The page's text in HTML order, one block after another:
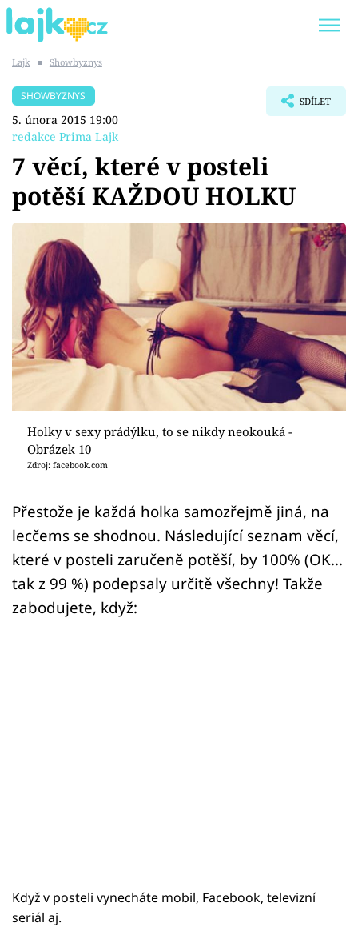
SHOPAHOLICADEL
Témata
Showbyznys
Youtubeři
Virály
Sex a vztahy
Videa
Sledujte prima+
Lajk ■ Showbyznys
SHOWBYZNYS
5. února 2015 19:00
redakce Prima Lajk
SDÍLET
7 věcí, které v posteli
potěší KAŽDOU HOLKU
Holky v sexy prádýlku, to se nikdy neokouká -
Obrázek 10
Zdroj: facebook.com
Přestože je každá holka samozřejmě jiná, na
lecčems se shodnou. Následující seznam věcí,
které v posteli zaručeně potěší, by 100% (OK...
tak z 99 %) podepsaly určitě všechny! Takže
zabodujete, když:
Když v posteli vynecháte mobil, Facebook, televizní
seriál aj.